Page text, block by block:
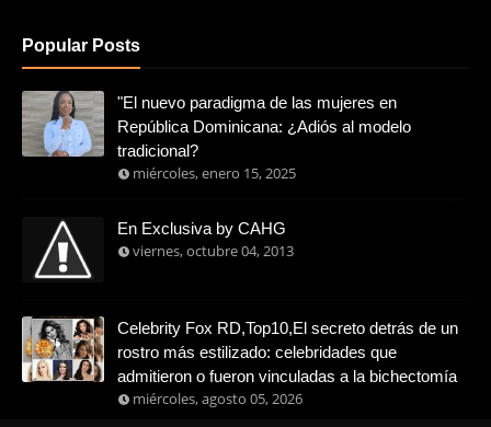
Popular Posts
"El nuevo paradigma de las mujeres en
República Dominicana: ¿Adiós al modelo
tradicional?
miércoles, enero 15, 2025
En Exclusiva by CAHG
viernes, octubre 04, 2013
Celebrity Fox RD,Top10,El secreto detrás de un
rostro más estilizado: celebridades que
admitieron o fueron vinculadas a la bichectomía
miércoles, agosto 05, 2026